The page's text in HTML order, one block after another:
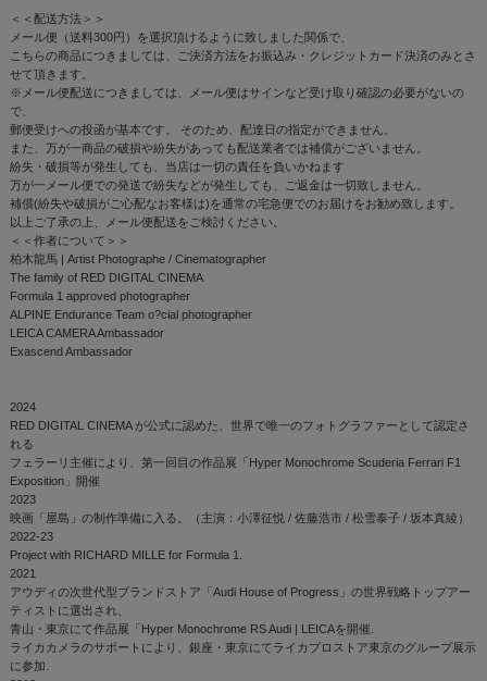
＜＜配送方法＞＞
メール便（送料300円）を選択頂けるように致しました関係で、
こちらの商品につきましては、ご決済方法をお振込み・クレジットカード決済のみとさ
せて頂きます。
※メール便配送につきましては、メール便はサインなど受け取り確認の必要がないの
で、
郵便受けへの投函が基本です。 そのため、配達日の指定ができません。
また、万が一商品の破損や紛失があっても配送業者では補償がございません。
紛失・破損等が発生しても、当店は一切の責任を負いかねます
万が一メール便での発送で紛失などが発生しても、ご返金は一切致しません。
補償(紛失や破損がご心配なお客様は)を通常の宅急便でのお届けをお勧め致します。
以上ご了承の上、メール便配送をご検討ください。
＜＜作者について＞＞
柏木龍馬 | Artist Photographe / Cinematographer
The family of RED DIGITAL CINEMA
Formula 1 approved photographer
ALPINE Endurance Team o?cial photographer
LEICA CAMERA Ambassador
Exascend Ambassador
2024
RED DIGITAL CINEMA が公式に認めた、世界で唯一のフォトグラファーとして認定さ
れる
フェラーリ主催により、第一回目の作品展「Hyper Monochrome Scuderia Ferrari F1
Exposition」開催
2023
映画「屋島」の制作準備に入る。（主演：小澤征悦 / 佐藤浩市 / 松雪泰子 / 坂本真綾）
2022-23
Project with RICHARD MILLE for Formula 1.
2021
アウディの次世代型ブランドストア「Audi House of Progress」の世界戦略トップアー
ティストに選出され、
青山・東京にて作品展「Hyper Monochrome RS Audi | LEICAを開催.
ライカカメラのサポートにより、銀座・東京にてライカプロストア東京のグループ展示
に参加.